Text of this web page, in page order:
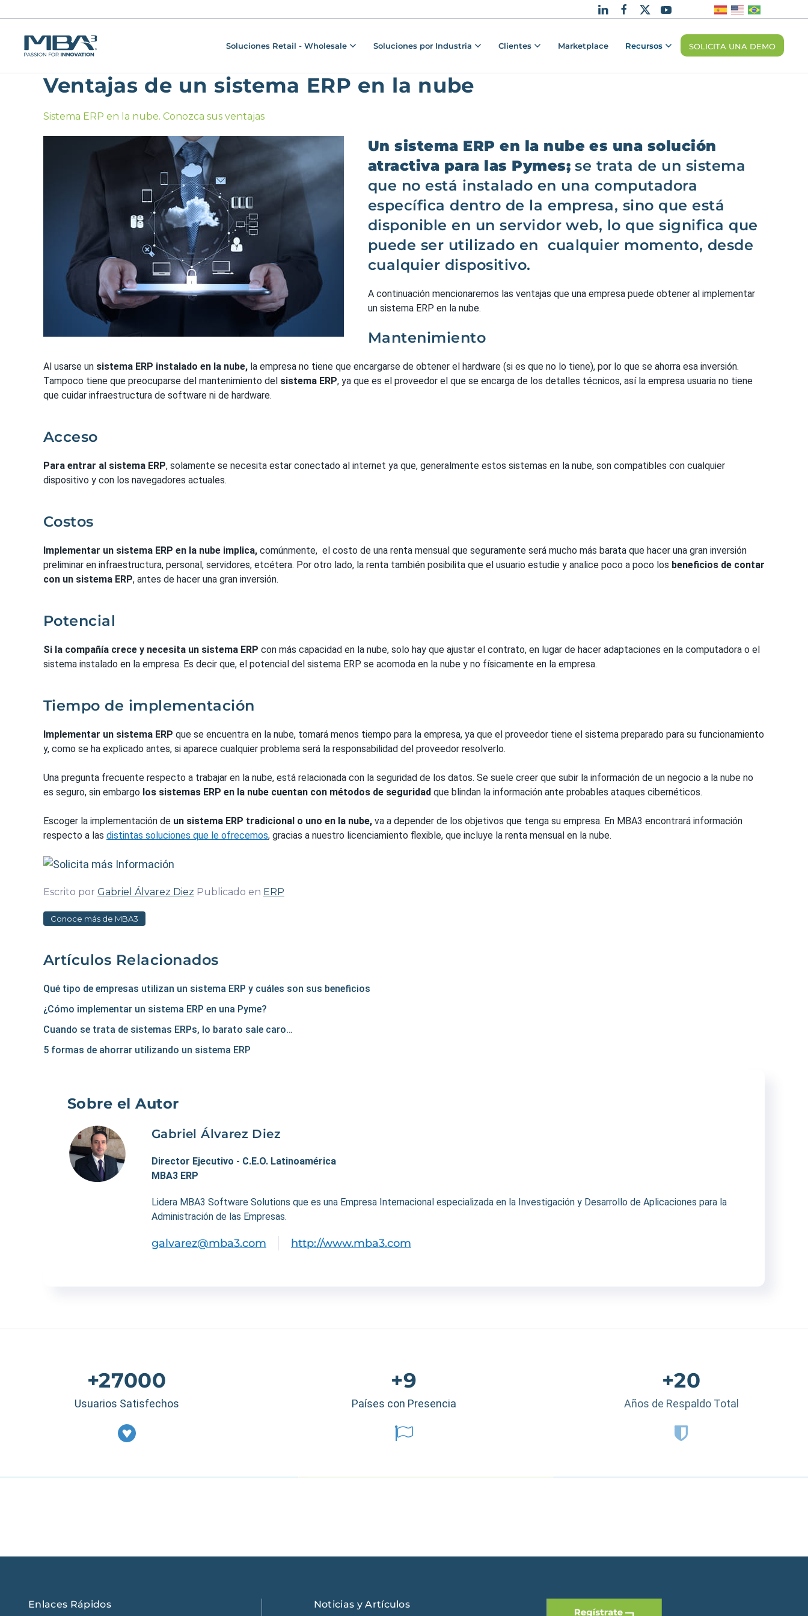
Soluciones Retail - Wholesale Soluciones por Industria Clientes Marketplace Recursos SOLICITA UNA DEMO
Ventajas de un sistema ERP en la nube
Sistema ERP en la nube. Conozca sus ventajas
Un sistema ERP en la nube es una solución
atractiva para las Pymes; se trata de un sistema
que no está instalado en una computadora
específica dentro de la empresa, sino que está
disponible en un servidor web, lo que significa que
puede ser utilizado en cualquier momento, desde
cualquier dispositivo.
A continuación mencionaremos las ventajas que una empresa puede obtener al implementar
un sistema ERP en la nube.
Mantenimiento
Al usarse un sistema ERP instalado en la nube, la empresa no tiene que encargarse de obtener el hardware (si es que no lo tiene), por lo que se ahorra esa inversión.
Tampoco tiene que preocuparse del mantenimiento del sistema ERP, ya que es el proveedor el que se encarga de los detalles técnicos, así la empresa usuaria no tiene
que cuidar infraestructura de software ni de hardware.
Acceso
Para entrar al sistema ERP, solamente se necesita estar conectado al internet ya que, generalmente estos sistemas en la nube, son compatibles con cualquier
dispositivo y con los navegadores actuales.
Costos
Implementar un sistema ERP en la nube implica, comúnmente, el costo de una renta mensual que seguramente será mucho más barata que hacer una gran inversión
preliminar en infraestructura, personal, servidores, etcétera. Por otro lado, la renta también posibilita que el usuario estudie y analice poco a poco los beneficios de contar
con un sistema ERP, antes de hacer una gran inversión.
Potencial
Si la compañía crece y necesita un sistema ERP con más capacidad en la nube, solo hay que ajustar el contrato, en lugar de hacer adaptaciones en la computadora o el
sistema instalado en la empresa. Es decir que, el potencial del sistema ERP se acomoda en la nube y no físicamente en la empresa.
Tiempo de implementación
Implementar un sistema ERP que se encuentra en la nube, tomará menos tiempo para la empresa, ya que el proveedor tiene el sistema preparado para su funcionamiento
y, como se ha explicado antes, si aparece cualquier problema será la responsabilidad del proveedor resolverlo.
Una pregunta frecuente respecto a trabajar en la nube, está relacionada con la seguridad de los datos. Se suele creer que subir la información de un negocio a la nube no
es seguro, sin embargo los sistemas ERP en la nube cuentan con métodos de seguridad que blindan la información ante probables ataques cibernéticos.
Escoger la implementación de un sistema ERP tradicional o uno en la nube, va a depender de los objetivos que tenga su empresa. En MBA3 encontrará información
respecto a las distintas soluciones que le ofrecemos, gracias a nuestro licenciamiento flexible, que incluye la renta mensual en la nube.
Escrito por Gabriel Álvarez Diez Publicado en ERP
Conoce más de MBA3
Artículos Relacionados
Qué tipo de empresas utilizan un sistema ERP y cuáles son sus beneficios
¿Cómo implementar un sistema ERP en una Pyme?
Cuando se trata de sistemas ERPs, lo barato sale caro…
5 formas de ahorrar utilizando un sistema ERP
Sobre el Autor
Gabriel Álvarez Diez
Director Ejecutivo - C.E.O. Latinoamérica
MBA3 ERP
Lidera MBA3 Software Solutions que es una Empresa Internacional especializada en la Investigación y Desarrollo de Aplicaciones para la
Administración de las Empresas.
galvarez@mba3.com http://www.mba3.com
+27000
Usuarios Satisfechos
+9
Países con Presencia
+20
Años de Respaldo Total
Enlaces Rápidos Noticias y Artículos